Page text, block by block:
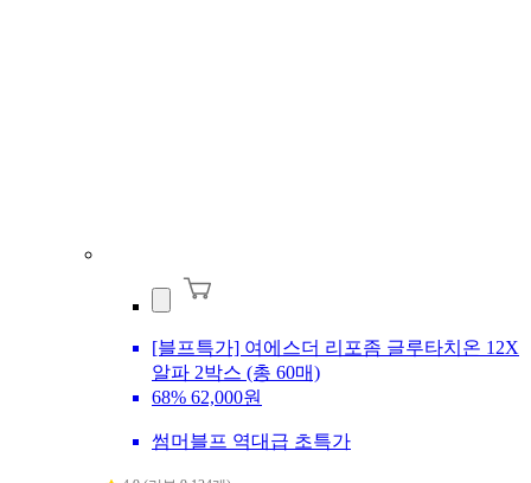
[블프특가] 여에스더 리포좀 글루타치온 12X
알파 2박스 (총 60매)
68% 62,000원
썸머블프 역대급 초특가